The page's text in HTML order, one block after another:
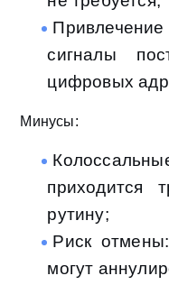
сигналы
цифровых
Минусы:
приходится
рутину;
Риск
могут